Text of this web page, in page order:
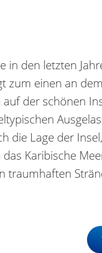
in den letzten
zum einen an
der schönen
die Lage der
Karibische
traumhaften